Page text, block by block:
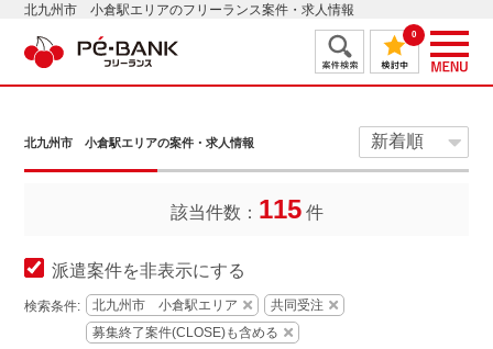
北九州市 小倉駅エリアのフリーランス案件・求人情報
0
北九州市 小倉駅エリアの案件・求人情報
該当件数： 115件
派遣案件を非表示にする
検索条件: 北九州市 小倉駅エリア
共同受注
募集終了案件(CLOSE)も含める